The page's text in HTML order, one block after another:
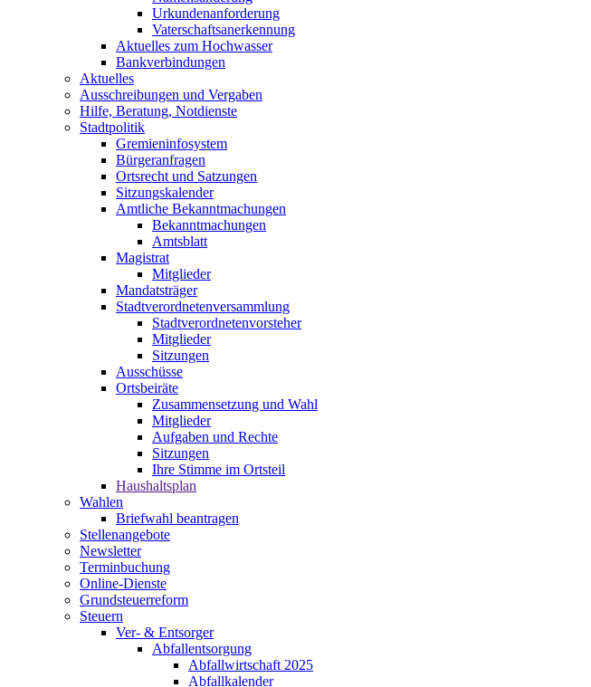
Urkundenanforderung
Vaterschaftsanerkennung
Aktuelles zum Hochwasser
Bankverbindungen
Aktuelles
Ausschreibungen und Vergaben
Hilfe, Beratung, Notdienste
Stadtpolitik
Gremieninfosystem
Bürgeranfragen
Ortsrecht und Satzungen
Sitzungskalender
Amtliche Bekanntmachungen
Bekanntmachungen
Amtsblatt
Magistrat
Mitglieder
Mandatsträger
Stadtverordnetenversammlung
Stadtverordnetenvorsteher
Mitglieder
Sitzungen
Ausschüsse
Ortsbeiräte
Zusammensetzung und Wahl
Mitglieder
Aufgaben und Rechte
Sitzungen
Ihre Stimme im Ortsteil
Haushaltsplan
Wahlen
Briefwahl beantragen
Stellenangebote
Newsletter
Terminbuchung
Online-Dienste
Grundsteuerreform
Steuern
Ver- & Entsorger
Abfallentsorgung
Abfallwirtschaft 2025
Abfallkalender